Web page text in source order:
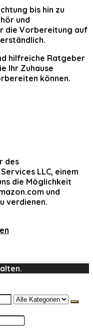
bis hin zu
und
die Vorbereitung auf
hilfreiche Ratgeber
Ihr Zuhause
können.
des
LLC, einem
die Möglichkeit
und
verdienen.